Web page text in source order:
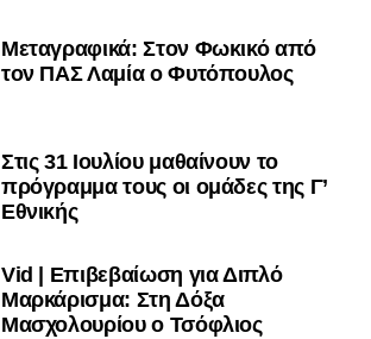
Μεταγραφικά: Στον Φωκικό από
τον ΠΑΣ Λαμία ο Φυτόπουλος
Στις 31 Ιουλίου μαθαίνουν το
πρόγραμμα τους οι ομάδες της Γ’
Εθνικής
Vid | Επιβεβαίωση για Διπλό
Μαρκάρισμα: Στη Δόξα
Μασχολουρίου ο Τσόφλιος